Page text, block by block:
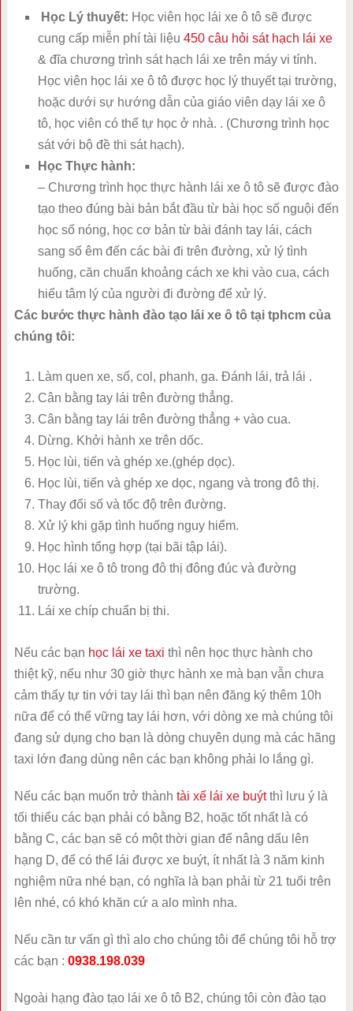
Học Lý thuyết: Học viên học lái xe ô tô sẽ được
cung cấp miễn phí tài liệu 450 câu hỏi sát hạch lái xe
& đĩa chương trình sát hạch lái xe trên máy vi tính.
Học viên học lái xe ô tô được học lý thuyết tại trường,
hoặc dưới sự hướng dẫn của giáo viên dạy lái xe ô
tô, học viên có thể tự học ở nhà. . (Chương trình học
sát với bộ đề thi sát hạch).
Học Thực hành:
– Chương trình học thực hành lái xe ô tô sẽ được đào
tạo theo đúng bài bản bắt đầu từ bài học số nguội đến
học số nóng, học cơ bản từ bài đánh tay lái, cách
sang số êm đến các bài đi trên đường, xử lý tình
huống, căn chuẩn khoảng cách xe khi vào cua, cách
hiểu tâm lý của người đi đường để xử lý.
Các bước thực hành đào tạo lái xe ô tô tại tphcm của
chúng tôi:
Làm quen xe, số, col, phanh, ga. Đánh lái, trả lái .
Cân bằng tay lái trên đường thẳng.
Cân bằng tay lái trên đường thẳng + vào cua.
Dừng. Khởi hành xe trên dốc.
Học lùi, tiến và ghép xe.(ghép dọc).
Học lùi, tiến và ghép xe dọc, ngang và trong đô thị.
Thay đổi số và tốc độ trên đường.
Xử lý khi gặp tình huống nguy hiểm.
Học hình tổng hợp (tại bãi tập lái).
Học lái xe ô tô trong đô thị đông đúc và đường
trường.
Lái xe chíp chuẩn bị thi.
Nếu các bạn học lái xe taxi thì nên học thực hành cho
thiệt kỹ, nếu như 30 giờ thực hành xe mà bạn vẫn chưa
cảm thấy tự tin với tay lái thì bạn nên đăng ký thêm 10h
nữa để có thể vững tay lái hơn, với dòng xe mà chúng tôi
đang sử dụng cho bạn là dòng chuyên dụng mà các hãng
taxi lớn đang dùng nên các bạn không phải lo lắng gì.
Nếu các bạn muốn trở thành tài xế lái xe buýtthì lưu ý là
tối thiểu các bạn phải có bằng B2, hoặc tốt nhất là có
bằng C, các bạn sẽ có một thời gian để nâng dấu lên
hạng D, để có thể lái được xe buýt, ít nhất là 3 năm kinh
nghiệm nữa nhé bạn, có nghĩa là bạn phải từ 21 tuổi trên
lên nhé, có khó khăn cứ a alo mình nha.
Nếu cần tư vấn gì thì alo cho chúng tôi để chúng tôi hỗ trợ
các bạn : 0938.198.039
Ngoài hạng đào tạo lái xe ô tô B2, chúng tôi còn đào tạo